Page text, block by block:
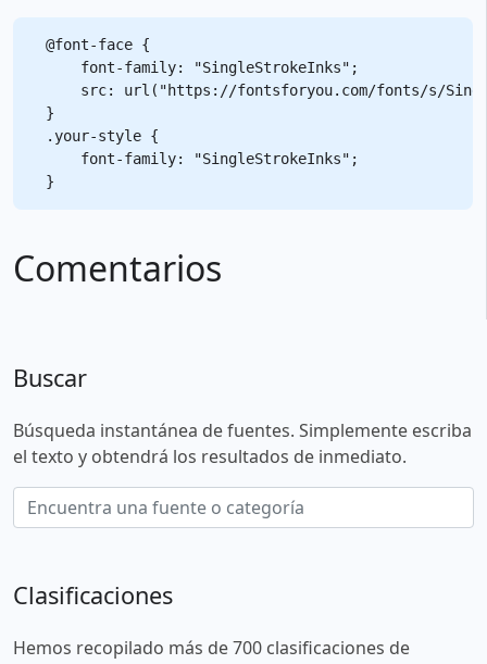
@font-face {
    font-family: "SingleStrokeInks";
src: url("https://fontsforyou.com/fonts/s/
}
.your-style {
    font-family: "SingleStrokeInks";
Comentarios
Buscar
Búsqueda instantánea de fuentes. Simplemente escriba
el texto y obtendrá los resultados de inmediato.
Clasificaciones
Hemos recopilado más de 700 clasificaciones de